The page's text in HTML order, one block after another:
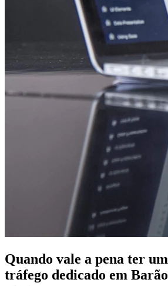
Quando vale a pena ter
tráfego dedicado em